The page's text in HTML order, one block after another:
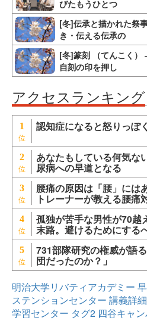
びたもうひとつ
[冬]伝承と描かれた祭
き・伝える伝承の
[冬]篆刻 （てんこく
自刻の印を押し
アクセスランキング
1 認知症になると怒りっぽ
2 あなたもしている何気
尿病への早道となる
3 腰痛の原因は「腰」に
トレーナーが教える腰痛
4 孤独が苦手な男性が70越
末路。避けるためにする
5 731部隊研究の権威が語
団だったのか？」
明治大学リバティアカデミー
ステンションセンター 講義詳細
学習センター タグ2 四谷キャ